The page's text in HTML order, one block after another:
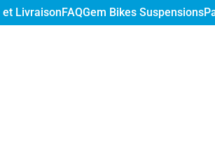
et LivraisonFAQGem Bikes Suspensions